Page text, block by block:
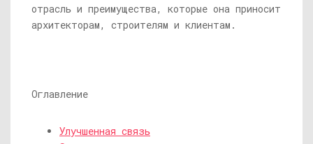
отрасль и преимущества, которые она приносит
архитекторам, строителям и клиентам.
Оглавление
Улучшенная связь